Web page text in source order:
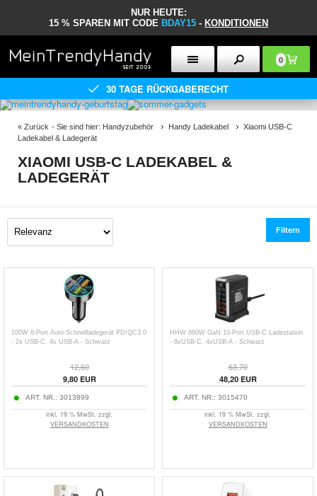
NUR HEUTE:
15 % SPAREN MIT CODE BDAY15 - KONDITIONEN
0
30 TAGE RÜCKGABERECHT
« Zurück - Sie sind hier: Handyzubehör Handy Ladekabel
Xiaomi USB-C
Ladekabel & Ladegerät
XIAOMI USB-C LADEKABEL &
LADEGERÄT
Filtern
100W 6-Port Auto-Schnellladegerät PD/QC3.0
- 2x USB-C, 4x USB-A - Schwarz
12,60
9,80EUR
ART. NR.: 3013899
inkl. 19 % MwSt. zzgl.
VERSANDKOSTEN
HHW 660W GaN 10-Port USB-C Ladestation
- 6xUSB-C, 4xUSB-A - Schwarz
63,70
48,20EUR
ART. NR.: 3015470
inkl. 19 % MwSt. zzgl.
VERSANDKOSTEN